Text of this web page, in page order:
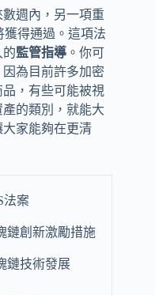
週內，另一項重
獲得通過。這項法
的監管指導 。你可
為目前許多加密
，有些可能被視
的類別，就能大
家能夠在更清
法案
鏈創新激勵措施
鏈技術發展